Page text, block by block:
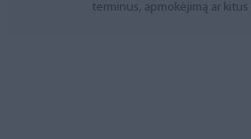
terminus, apmokėjimą ar kitus